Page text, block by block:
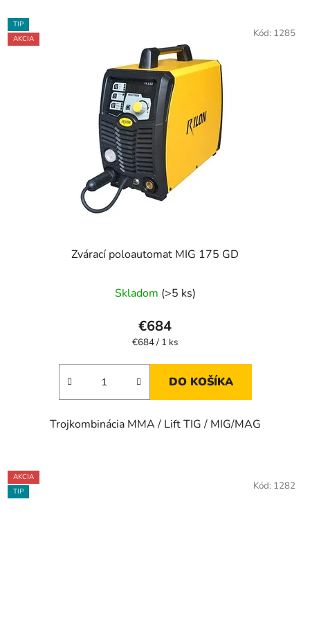
TIP
AKCIA
Zvárací poloautomat MIG 175 GD
Skladom (>5 ks)
€684
Jednotková
€684 / 1 ks
DO KOŠÍKA
Trojkombinácia MMA / Lift TIG / MIG/MAG
Kód: 1285
AKCIA
TIP
Kód: 1282